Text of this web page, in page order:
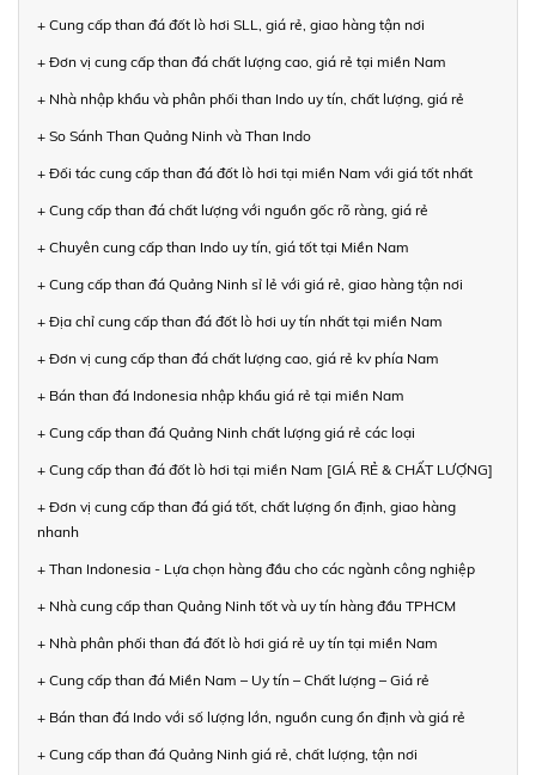
+ Cung cấp than đá đốt lò hơi SLL, giá rẻ, giao hàng tận nơi
+ Đơn vị cung cấp than đá chất lượng cao, giá rẻ tại miền Nam
+ Nhà nhập khẩu và phân phối than Indo uy tín, chất lượng, giá rẻ
+ So Sánh Than Quảng Ninh và Than Indo
+ Đối tác cung cấp than đá đốt lò hơi tại miền Nam với giá tốt nhất
+ Cung cấp than đá chất lượng với nguồn gốc rõ ràng, giá rẻ
+ Chuyên cung cấp than Indo uy tín, giá tốt tại Miền Nam
+ Cung cấp than đá Quảng Ninh sỉ lẻ với giá rẻ, giao hàng tận nơi
+ Địa chỉ cung cấp than đá đốt lò hơi uy tín nhất tại miền Nam
+ Đơn vị cung cấp than đá chất lượng cao, giá rẻ kv phía Nam
+ Bán than đá Indonesia nhập khẩu giá rẻ tại miền Nam
+ Cung cấp than đá Quảng Ninh chất lượng giá rẻ các loại
+ Cung cấp than đá đốt lò hơi tại miền Nam [GIÁ RẺ & CHẤT LƯỢNG]
+ Đơn vị cung cấp than đá giá tốt, chất lượng ổn định, giao hàng
nhanh
+ Than Indonesia - Lựa chọn hàng đầu cho các ngành công nghiệp
+ Nhà cung cấp than Quảng Ninh tốt và uy tín hàng đầu TPHCM
+ Nhà phân phối than đá đốt lò hơi giá rẻ uy tín tại miền Nam
+ Cung cấp than đá Miền Nam – Uy tín – Chất lượng – Giá rẻ
+ Bán than đá Indo với số lượng lớn, nguồn cung ổn định và giá rẻ
+ Cung cấp than đá Quảng Ninh giá rẻ, chất lượng, tận nơi